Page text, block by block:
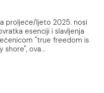
proljeće/ljeto 2025. nosi
esenciji i slavljenja
"true freedom is
ova...